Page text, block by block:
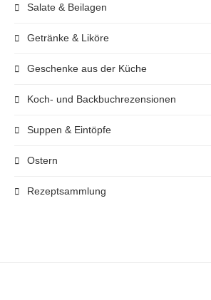
Salate & Beilagen
Getränke & Liköre
Geschenke aus der Küche
Koch- und Backbuchrezensionen
Suppen & Eintöpfe
Ostern
Rezeptsammlung